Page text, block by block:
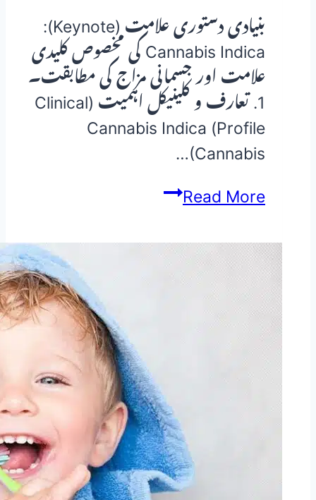
بنیادی دستوری علامت (Keynote):
Cannabis Indica کی مخصوص کلیدی
علامت اور جسمانی مزاج کی مطابقت۔
1. تعارف و کلینیکل اہمیت (Clinical
Profile) Cannabis Indica
(Cannabis…
Read More
Cannabis
(Cannabis
Indica)
ہومیوپیتھک
مکمل
تعارف